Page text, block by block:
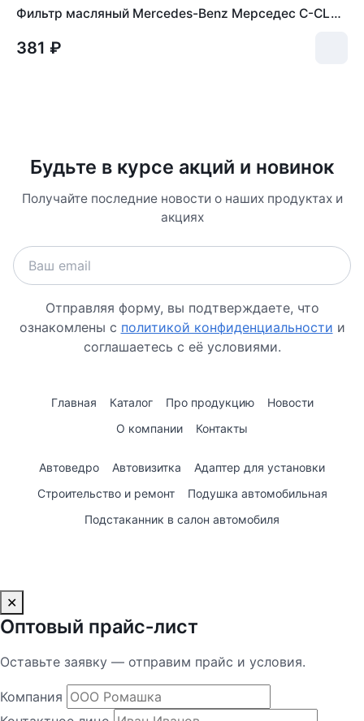
Фильтр масляный Mercedes-Benz Мерседес C-CLASS, VITO, Nissan Ниссан NP300, Qashqai Кашкай, X-Trail Икстрейл, Renault Рено Koleos Колеос, Laguna Лагуна, MASTER, Megane Меган, TRAFIC 152093920R
381 ₽
Будьте в курсе акций и новинок
Получайте последние новости о наших продуктах и
акциях
Отправляя форму, вы подтверждаете, что
ознакомлены с политикой конфиденциальности и
соглашаетесь с её условиями.
Главная Каталог Про продукцию
Новости
О компании
Контакты
Автоведро Автовизитка
Адаптер для установки
Строительство и ремонт
Подушка автомобильная
Подстаканник в салон автомобиля
✕
Оптовый прайс‑лист
Оставьте заявку — отправим прайс и условия.
Компания